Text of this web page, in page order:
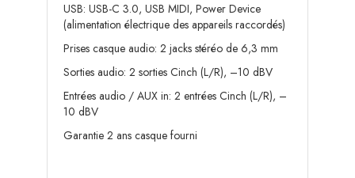
USB: USB-C 3.0, USB MIDI, Power Device
(alimentation électrique des appareils raccordés)
Prises casque audio: 2 jacks stéréo de 6,3 mm
Sorties audio: 2 sorties Cinch (L/R), –10 dBV
Entrées audio / AUX in: 2 entrées Cinch (L/R), –
10 dBV
Garantie 2 ans casque fourni